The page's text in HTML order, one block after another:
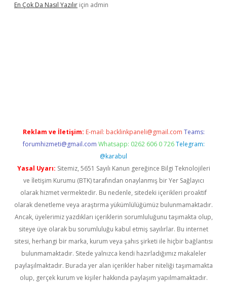
En Çok Da Nasıl Yazılır için admin
Reklam ve İletişim: E-mail: backlinkpaneli@gmail.com Teams:
forumhizmeti@gmail.com Whatsapp: 0262 606 0 726 Telegram:
@karabul
Yasal Uyarı: Sitemiz, 5651 Sayılı Kanun gereğince Bilgi Teknolojileri
ve İletişim Kurumu (BTK) tarafından onaylanmış bir Yer Sağlayıcı
olarak hizmet vermektedir. Bu nedenle, sitedeki içerikleri proaktif
olarak denetleme veya araştırma yükümlülüğümüz bulunmamaktadır.
Ancak, üyelerimiz yazdıkları içeriklerin sorumluluğunu taşımakta olup,
siteye üye olarak bu sorumluluğu kabul etmiş sayılırlar. Bu internet
sitesi, herhangi bir marka, kurum veya şahıs şirketi ile hiçbir bağlantısı
bulunmamaktadır. Sitede yalnızca kendi hazırladığımız makaleler
paylaşılmaktadır. Burada yer alan içerikler haber niteliği taşımamakta
olup, gerçek kurum ve kişiler hakkında paylaşım yapılmamaktadır.